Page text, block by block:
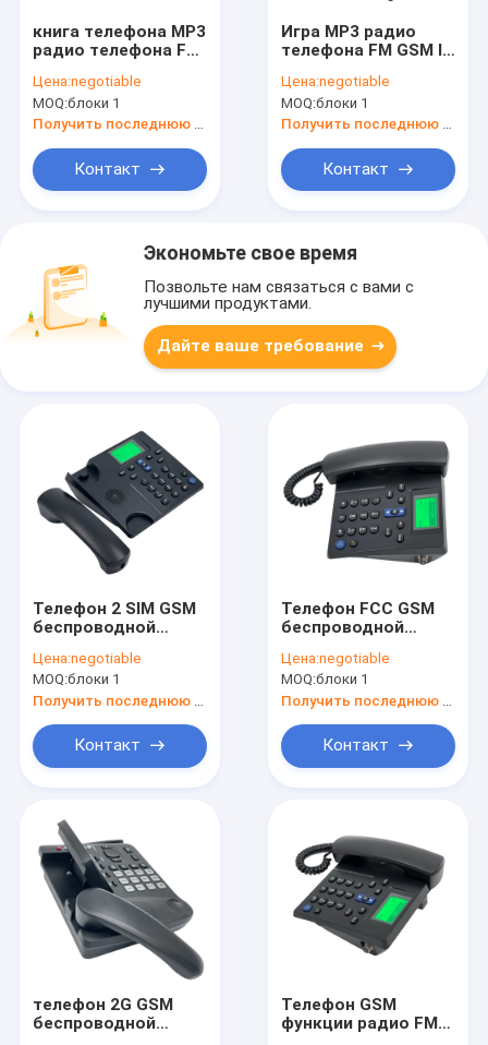
книга телефона MP3
радио телефона FM
беспроводная
настольная
Цена:negotiable
MOQ:блоки 1
Получить последнюю цену
Контакт
Игра MP3 радио
телефона FM GSM ID
телефону
беспроводная
настольная
Цена:negotiable
MOQ:блоки 1
Получить последнюю цену
Контакт
Экономьте свое время
Позвольте нам связаться с вами с
лучшими продуктами.
Дайте ваше требование
Телефон 2 SIM GSM
беспроводной
основал
фиксированную
беспроводную игру
MP3 ID звонящего
по телефону
телефона
Цена:negotiable
MOQ:блоки 1
Контакт
Телефон FCC GSM
беспроводной
телефон наземной
линии со слотом
SIM-карты GSM
Цена:negotiable
MOQ:блоки 1
Контакт
телефон 2G GSM
беспроводной
Телефон GSM
функции радио FM